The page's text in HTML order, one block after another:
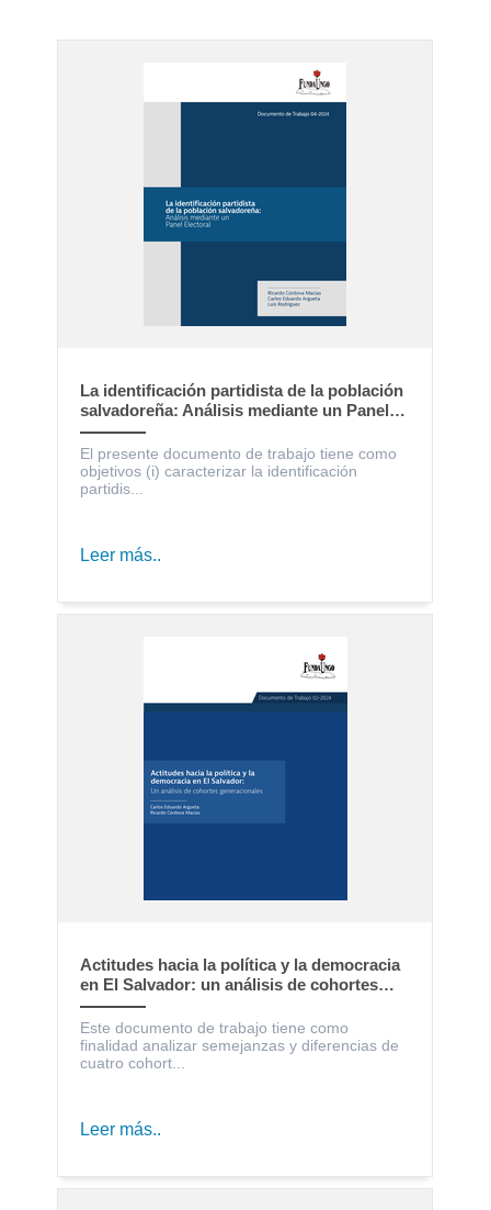
La identificación partidista de la población
salvadoreña: Análisis mediante un Panel
Electoral
El presente documento de trabajo tiene como
objetivos (i) caracterizar la identificación
partidis...
Leer más..
Actitudes hacia la política y la democracia
en El Salvador: un análisis de cohortes
generacionales
Este documento de trabajo tiene como
finalidad analizar semejanzas y diferencias de
cuatro cohort...
Leer más..